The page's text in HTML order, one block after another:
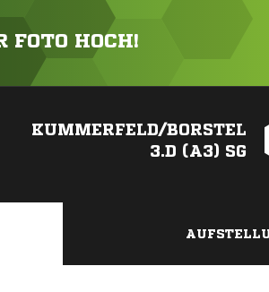
FOTO HOCH!
KUMMERFELD/BORSTEL
3.D (A3) SG